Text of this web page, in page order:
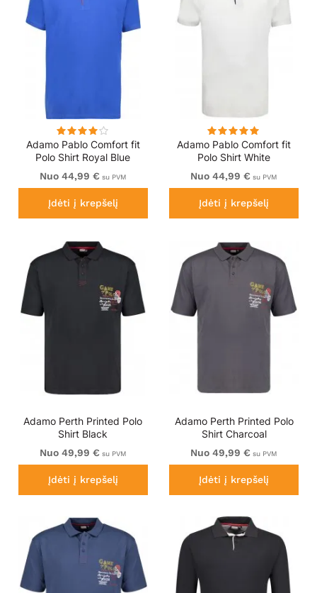
Adamo Pablo Comfort fit
Polo Shirt Royal Blue
Nuo 44,99 € su PVM
Įdėti į krepšelį
Adamo Pablo Comfort fit
Polo Shirt White
Nuo 44,99 € su PVM
Įdėti į krepšelį
Adamo Perth Printed Polo
Shirt Black
Nuo 49,99 € su PVM
Įdėti į krepšelį
Adamo Perth Printed Polo
Shirt Charcoal
Nuo 49,99 € su PVM
Įdėti į krepšelį